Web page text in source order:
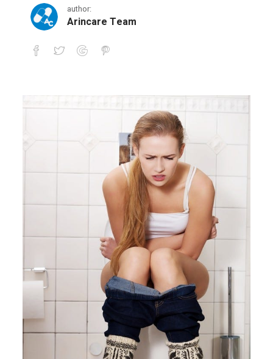
June 23, 2016author:
Arincare Team
แบบนี้ใช่ไหมที่เรียกว่า “ท้องผูก” ?!!!!